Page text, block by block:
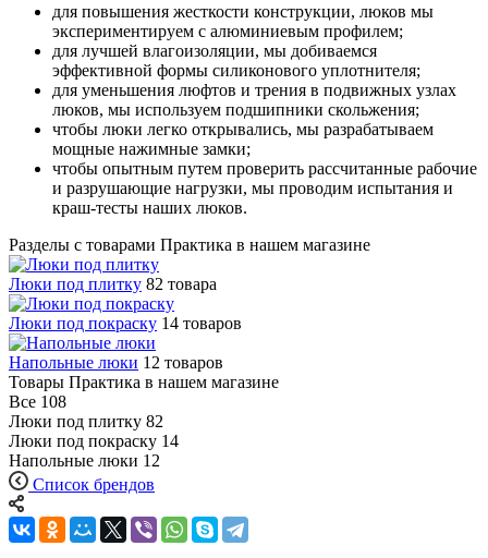
для повышения жесткости конструкции, люков мы
экспериментируем с алюминиевым профилем;
для лучшей влагоизоляции, мы добиваемся
эффективной формы силиконового уплотнителя;
для уменьшения люфтов и трения в подвижных узлах
люков, мы используем подшипники скольжения;
чтобы люки легко открывались, мы разрабатываем
мощные нажимные замки;
чтобы опытным путем проверить рассчитанные рабочие
и разрушающие нагрузки, мы проводим испытания и
краш-тесты наших люков.
Разделы с товарами Практика в нашем магазине
Люки под плитку 82 товара
Люки под покраску 14 товаров
Напольные люки 12 товаров
Товары Практика в нашем магазине
Все 108
Люки под плитку 82
Люки под покраску 14
Напольные люки 12
Список брендов